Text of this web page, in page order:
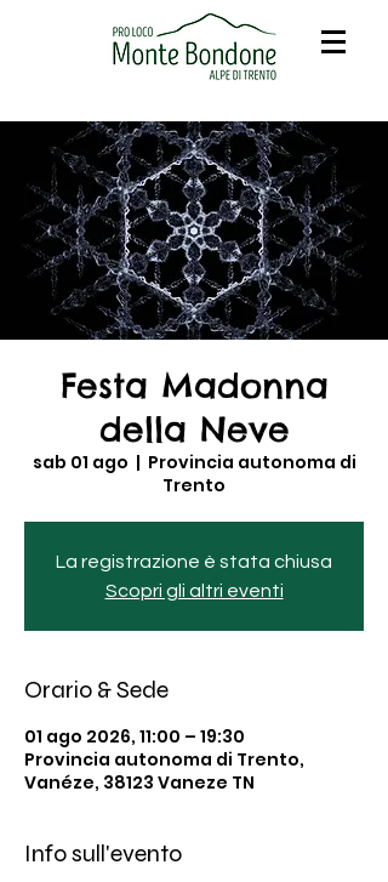
Festa Madonna
della Neve
sab 01 ago
  |
Provincia autonoma di
Trento
La registrazione è stata chiusa
Scopri gli altri eventi
Orario & Sede
01 ago 2026, 11:00 – 19:30
Provincia autonoma di Trento,
Vanéze, 38123 Vaneze TN
Info sull'evento